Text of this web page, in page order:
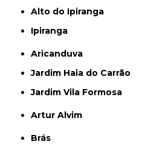
Alto do Ipiranga
Ipiranga
Aricanduva
Jardim Haia do Carrão
Jardim Vila Formosa
Artur Alvim
Brás